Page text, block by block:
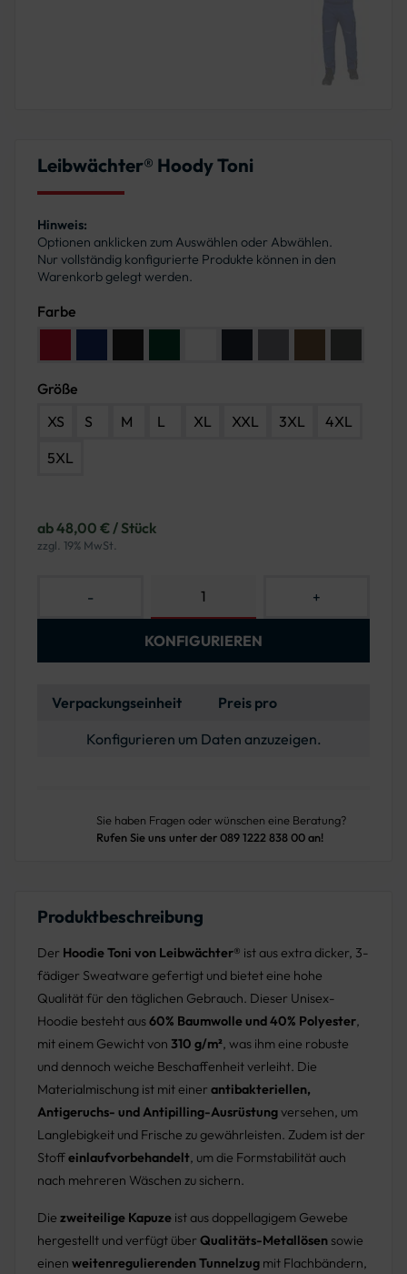
Leibwächter® Hoody Toni
Hinweis:
Optionen anklicken zum Auswählen oder Abwählen.
Nur vollständig konfigurierte Produkte können in den
Warenkorb gelegt werden.
Farbe
Größe
XS
S M L XL XXL 3XL
4XL
5XL
ab 48,00 € / Stück
zzgl. 19% MwSt.
- +
KONFIGURIEREN
Verpackungseinheit
Preis pro
Konfigurieren um Daten anzuzeigen.
Sie haben Fragen oder wünschen eine Beratung?
Rufen Sie uns unter der 089 1222 838 00 an!
Produktbeschreibung
Der Hoodie Toni von Leibwächter® ist aus extra dicker, 3-
fädiger Sweatware gefertigt und bietet eine hohe
Qualität für den täglichen Gebrauch. Dieser Unisex-
Hoodie besteht aus60% Baumwolle und 40% Polyester,
mit einem Gewicht von 310 g/m², was ihm eine robuste
und dennoch weiche Beschaffenheit verleiht. Die
Materialmischung ist mit einer antibakteriellen,
Antigeruchs- und Antipilling-Ausrüstungversehen, um
Langlebigkeit und Frische zu gewährleisten. Zudem ist der
Stoffeinlaufvorbehandelt, um die Formstabilität auch
nach mehreren Wäschen zu sichern.
Die zweiteilige Kapuze ist aus doppellagigem Gewebe
hergestellt und verfügt über Qualitäts-Metallösen sowie
einen weitenregulierenden Tunnelzug mit Flachbändern,